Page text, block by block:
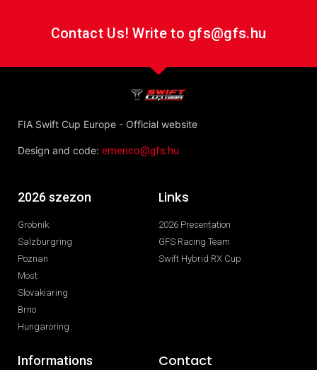
Contact Us! Write to gfs@gfs.hu
FIA Swift Cup Europe - Official website
Design and code: emerico@gfs.hu
2026 szezon
Grobnik
Salzburgring
Poznan
Most
Slovakiaring
Brno
Hungaroring
Links
2026 Presentation
GFS Racing Team
Swift Hybrid RX Cup
Informations Contact